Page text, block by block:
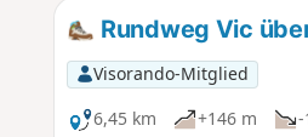
Rundweg Vic
Visorando-Mitglied
6,45 km
+146 m -